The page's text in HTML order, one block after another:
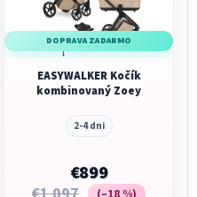
DOPRAVA ZADARMO
EASYWALKER Kočík
kombinovaný Zoey
2-4 dni
€899